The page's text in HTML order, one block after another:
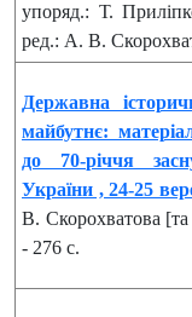
упоряд.: Т.
ред.: А. В.
Державна
майбутнє:
до 70-річчя
України , 24-25
В. Скорохватова
- 276 с.